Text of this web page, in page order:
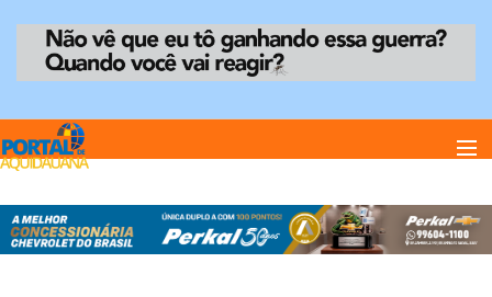
Home